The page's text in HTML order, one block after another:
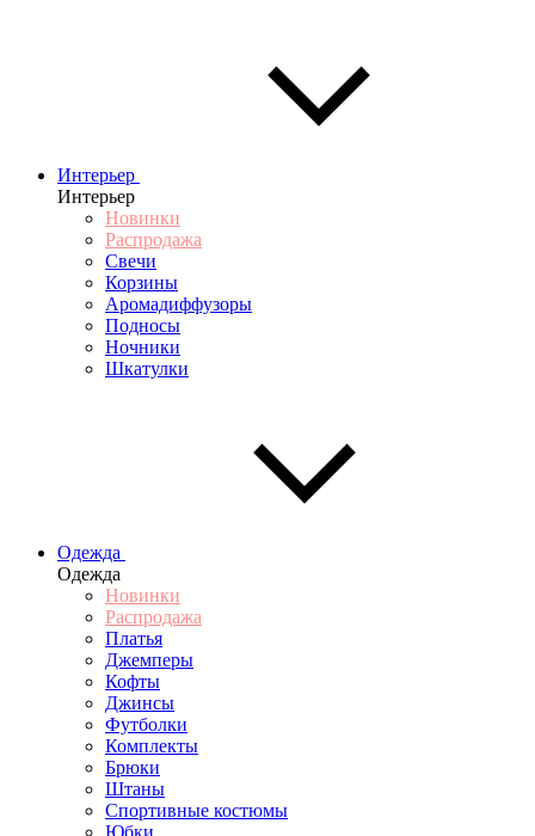
Интерьер
Интерьер
Новинки
Распродажа
Свечи
Корзины
Аромадиффузоры
Подносы
Ночники
Шкатулки
Одежда
Одежда
Новинки
Распродажа
Платья
Джемперы
Кофты
Джинсы
Футболки
Комплекты
Брюки
Штаны
Спортивные костюмы
Юбки